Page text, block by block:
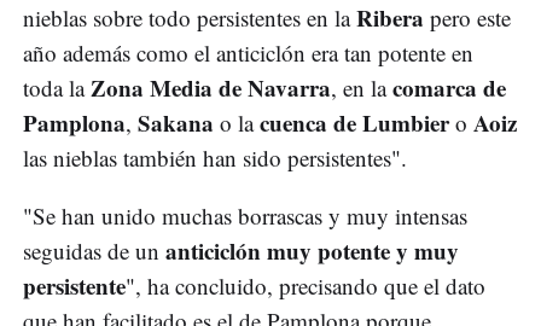
nieblas sobre todo persistentes en laRibera pero este
año además como el anticiclón era tan potente en
toda laZona Media de Navarra, en lacomarca de
Pamplona, Sakana o lacuenca de Lumbiero Aoiz
las nieblas también han sido persistentes".
"Se han unido muchas borrascas y muy intensas
seguidas de un anticiclón muy potente y muy
persistente", ha concluido, precisando que el dato